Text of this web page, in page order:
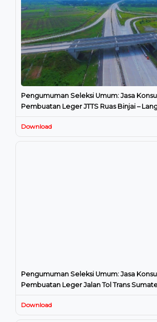
Pengumuman Seleksi Umum: Jasa
Pembuatan Leger JTTS Ruas Binjai –
– P. Brandan
Download
Pengumuman Seleksi Umum: Jasa
Pembuatan Leger Jalan Tol Trans
Banda Aceh Seksi 1
Download